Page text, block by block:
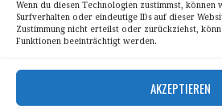
Wenn du diesen Technologien zustimmst, können
Surfverhalten oder eindeutige IDs auf dieser
Zustimmung nicht erteilst oder zurückziehst,
Funktionen beeinträchtigt werden.
AKZEPTIEREN
USA Westküste Wahrzeichen
Skyline Panorama Galerien